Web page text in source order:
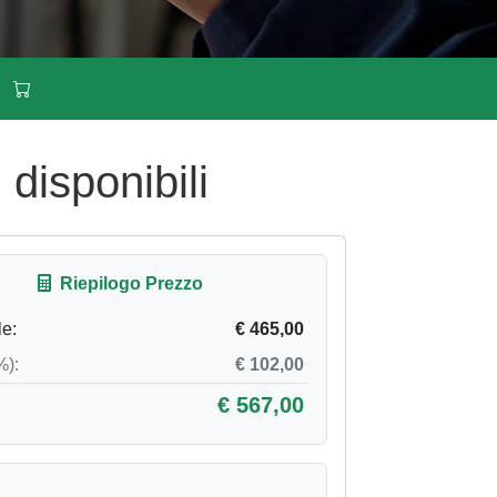
Riepilogo Prezzo
€ 465,00
€ 102,00
€ 567,00